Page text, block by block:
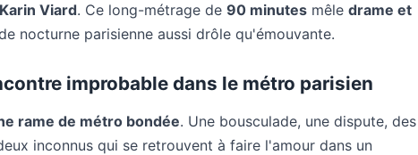
Karin Viard. Ce long-métrage de 90 minutes mêle drame et
nocturne parisienne aussi drôle qu'émouvante.
improbable dans le métro parisien
rame de métro bondée. Une bousculade, une dispute, des
inconnus qui se retrouvent à faire l'amour dans un